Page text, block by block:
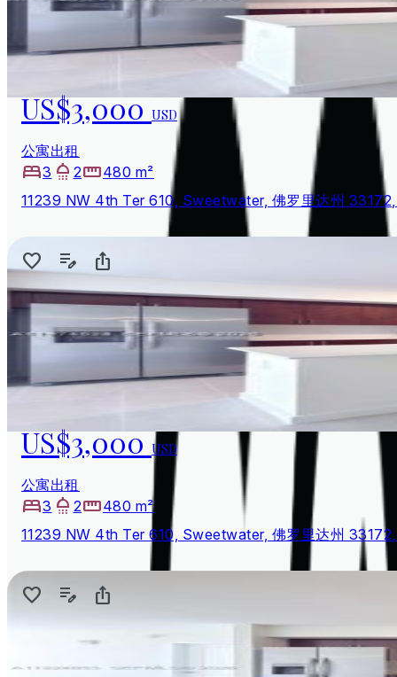
US$3,000USD
公寓出租
3
2
480 m²
11239 NW 4th Ter 610, Sweetwater, 佛罗里达州
US$3,000USD
公寓出租
3
2
480 m²
11239 NW 4th Ter 610, Sweetwater, 佛罗里达州